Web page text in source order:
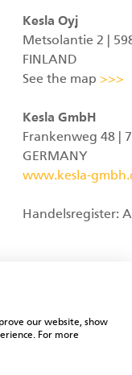
Kesla Oyj
Metsolantie 2 |
FINLAND
See the map >>>
Kesla GmbH
Frankenweg 48 |
GERMANY
www.kesla-
Handelsregister:
our website, show
For more